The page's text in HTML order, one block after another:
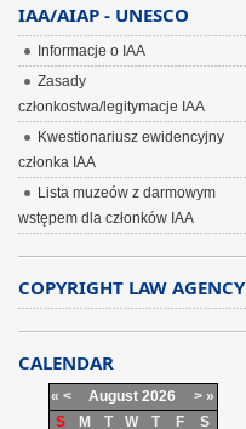
IAA/AIAP - UNESCO
Informacje o IAA
Zasady
członkostwa/legitymacje IAA
Kwestionariusz ewidencyjny
członka IAA
Lista muzeów z darmowym
wstępem dla członków IAA
COPYRIGHT LAW AGENCY
CALENDAR
« < August 2026 > »
S
M T W T F
S